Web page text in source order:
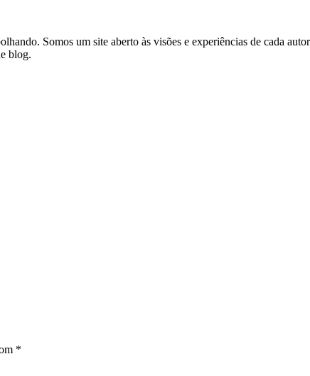
Somos um site aberto às visões e experiências de cada
blog.
*